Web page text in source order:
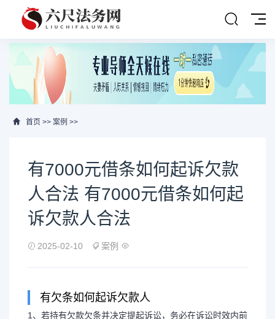
首页 >> 案例 >>
有7000元借条如何起诉欠款
人合法 有7000元借条如何起
诉欠款人合法
2025-02-10 案例
有欠条如何起诉欠款人
1、若持有欠款欠条并决定提起诉讼，务必在诉讼时效内前